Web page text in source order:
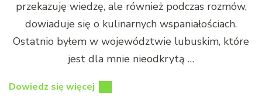
przekazuję wiedzę, ale również podczas rozmów,
dowiaduje się o kulinarnych wspaniałościach.
Ostatnio byłem w województwie lubuskim, które
jest dla mnie nieodkrytą …
Dowiedz się więcej